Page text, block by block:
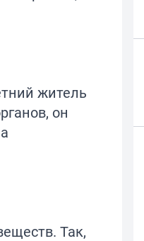
житель
он
Так,